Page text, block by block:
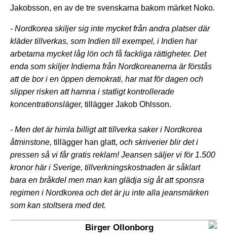
Jakobsson, en av de tre svenskarna bakom märket Noko.
- Nordkorea skiljer sig inte mycket från andra platser där
kläder tillverkas, som Indien till exempel, i Indien har
arbetarna mycket låg lön och få fackliga rättigheter. Det
enda som skiljer Indierna från Nordkoreanerna är förstås
att de bor i en öppen demokrati, har mat för dagen och
slipper risken att hamna i statligt kontrollerade
koncentrationsläger, tillägger Jakob Ohlsson.
- Men det är himla billigt att tillverka saker i Nordkorea
åtminstone, tillägger han glatt, och skriverier blir det i
pressen så vi får gratis reklam! Jeansen säljer vi för 1.500
kronor här i Sverige, tillverkningskostnaden är såklart
bara en bråkdel men man kan glädja sig åt att sponsra
regimen i Nordkorea och det är ju inte alla jeansmärken
som kan stoltsera med det.
Birger Ollonborg